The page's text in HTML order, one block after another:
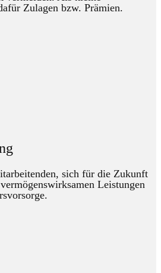
Zulagen bzw. Prämien.
sich für die Zukunft
Leistungen